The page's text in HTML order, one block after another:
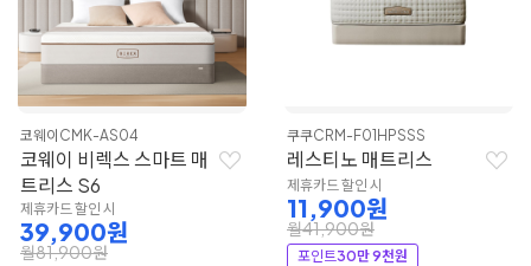
코웨이 CMK-AS04
코웨이 비렉스 스마트 매
트리스 S6
제휴카드 할인 시
39,900원
월81,900원
쿠쿠CRM-F01HPSSS
레스티노 매트리스
제휴카드 할인 시
11,900원
월41,900원
포인트30만 9천원